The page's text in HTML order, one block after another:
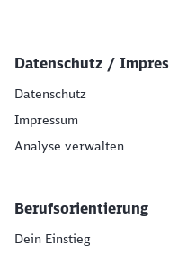
Datenschutz /
Datenschutz
Impressum
Analyse verwalten
Berufsorientierung
Dein Einstieg